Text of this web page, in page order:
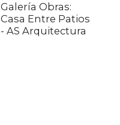
Galería Obras:
Casa Entre Patios
- AS Arquitectura